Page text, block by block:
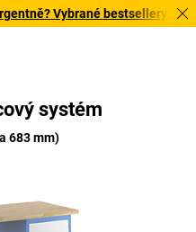
Vybrané bestsellery
systém
683 mm)